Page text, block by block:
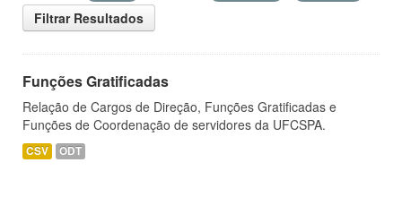
Filtrar Resultados
Funções Gratificadas
Relação de Cargos de Direção, Funções Gratificadas e
Funções de Coordenação de servidores da UFCSPA.
CSV ODT